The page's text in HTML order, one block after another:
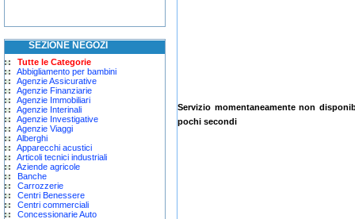
SEZIONE NEGOZI
Tutte le Categorie
Abbigliamento per bambini
Agenzie Assicurative
Agenzie Finanziarie
Agenzie Immobiliari
Agenzie Interinali
Agenzie Investigative
Agenzie Viaggi
Alberghi
Apparecchi acustici
Articoli tecnici industriali
Aziende agricole
Banche
Carrozzerie
Centri Benessere
Centri commerciali
Concessionarie Auto
Servizio momentaneamente non
pochi secondi